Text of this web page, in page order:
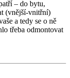
– do bytu,
(vnější-vnitřní)
a tedy se o ně
třeba odmontovat